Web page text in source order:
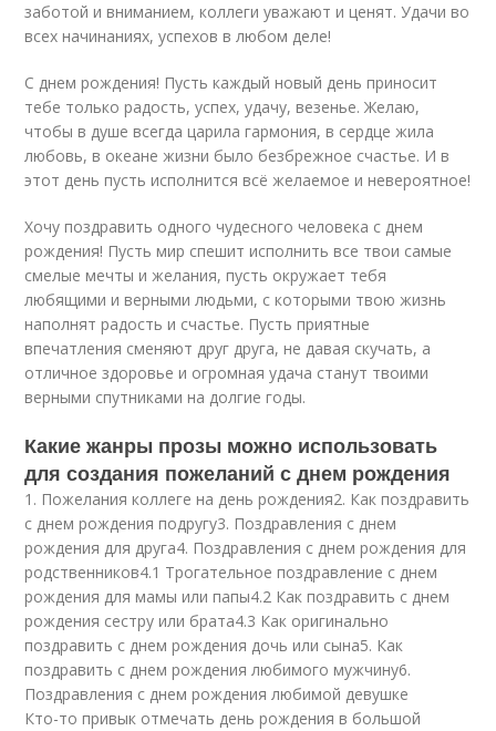
заботой и вниманием, коллеги уважают и ценят. Удачи во
всех начинаниях, успехов в любом деле!
С днем рождения! Пусть каждый новый день приносит
тебе только радость, успех, удачу, везенье. Желаю,
чтобы в душе всегда царила гармония, в сердце жила
любовь, в океане жизни было безбрежное счастье. И в
этот день пусть исполнится всё желаемое и невероятное!
Хочу поздравить одного чудесного человека с днем
рождения! Пусть мир спешит исполнить все твои самые
смелые мечты и желания, пусть окружает тебя
любящими и верными людьми, с которыми твою жизнь
наполнят радость и счастье. Пусть приятные
впечатления сменяют друг друга, не давая скучать, а
отличное здоровье и огромная удача станут твоими
верными спутниками на долгие годы.
Какие жанры прозы можно использовать
для создания пожеланий с днем рождения
1. Пожелания коллеге на день рождения2. Как поздравить
с днем рождения подругу3. Поздравления с днем
рождения для друга4. Поздравления с днем рождения для
родственников4.1 Трогательное поздравление с днем
рождения для мамы или папы4.2 Как поздравить с днем
рождения сестру или брата4.3 Как оригинально
поздравить с днем рождения дочь или сына5. Как
поздравить с днем рождения любимого мужчину6.
Поздравления с днем рождения любимой девушке
Кто-то привык отмечать день рождения в большой